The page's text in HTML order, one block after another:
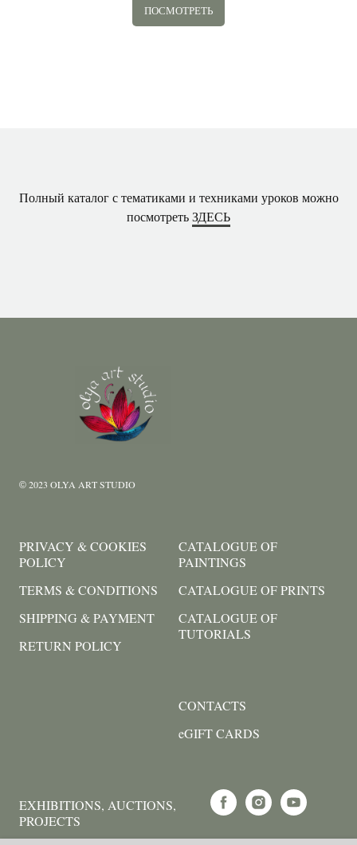
ПОСМОТРЕТЬ
Полный каталог с тематиками и техниками уроков можно
посмотретьЗДЕСЬ
© 2023 OLYA ART STUDIO
PRIVACY & COOKIES
POLICY
TERMS & CONDITIONS
SHIPPING & PAYMENT
RETURN POLICY
CATALOGUE OF
PAINTINGS
CATALOGUE OF PRINTS
CATALOGUE OF
TUTORIALS
CONTACTS
eGIFT CARDS
EXHIBITIONS, AUCTIONS,
PROJECTS